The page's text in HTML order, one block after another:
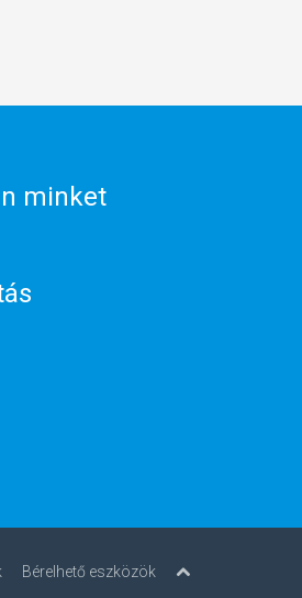
minket
Bérelhető eszközök